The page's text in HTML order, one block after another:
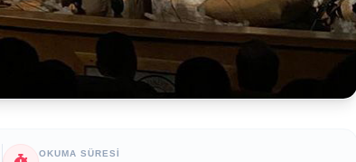
OKUMA SÜRESI